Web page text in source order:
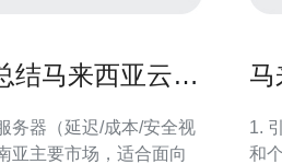
结马来西亚云服
务器（延迟/成本/安全视
亚主要市场，适合面向
马
1. 引言 随着互联网的快速发展
和